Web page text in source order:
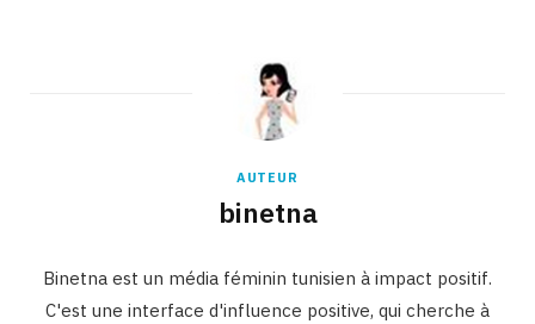
AUTEUR
binetna
Binetna est un média féminin tunisien à impact positif.
C'est une interface d'influence positive, qui cherche à